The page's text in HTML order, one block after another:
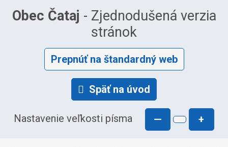
Obec Čataj - Zjednodušená verzia
stránok
Prepnúť na štandardný web
Späť na úvod
Nastavenie veľkosti písma — +